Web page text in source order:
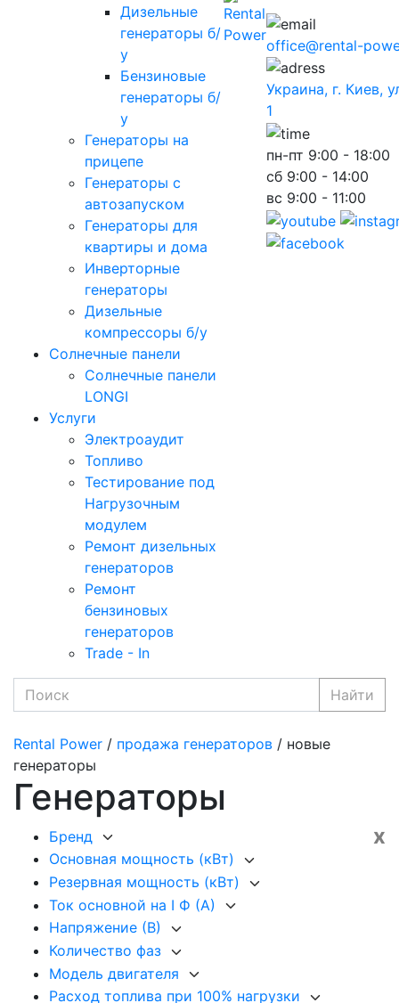
Дизельные
генераторы б/
у
Бензиновые
генераторы б/
у
Генераторы на
прицепе
Генераторы с
автозапуском
Генераторы для
квартиры и дома
Инверторные
генераторы
Дизельные
компрессоры б/у
Солнечные панели
Солнечные панели
LONGI
Услуги
Электроаудит
Топливо
Тестирование под
Нагрузочным
модулем
Ремонт дизельных
генераторов
Ремонт
бензиновых
генераторов
Trade - In
office@rental-
Украина, г. Киев,
1
пн-пт 9:00 - 18:00
сб 9:00 - 14:00
вс 9:00 - 11:00
Найти
Rental Power / продажа генераторов / новые
генераторы
Генераторы
x
Бренд
Основная мощность (кВт)
Резервная мощность (кВт)
Ток основной на I Ф (А)
Напряжение (В)
Количество фаз
Модель двигателя
Расход топлива при 100% нагрузки